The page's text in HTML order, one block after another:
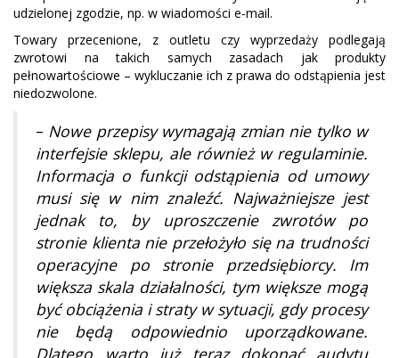
udzielonej zgodzie, np. w wiadomości e-mail.
Towary przecenione, z outletu czy wyprzedaży podlegają
zwrotowi na takich samych zasadach jak produkty
pełnowartościowe – wykluczanie ich z prawa do odstąpienia jest
niedozwolone.
– Nowe przepisy wymagają zmian nie tylko w
interfejsie sklepu, ale również w regulaminie.
Informacja o funkcji odstąpienia od umowy
musi się w nim znaleźć. Najważniejsze jest
jednak to, by uproszczenie zwrotów po
stronie klienta nie przełożyło się na trudności
operacyjne po stronie przedsiębiorcy. Im
większa skala działalności, tym większe mogą
być obciążenia i straty w sytuacji, gdy procesy
nie będą odpowiednio uporządkowane.